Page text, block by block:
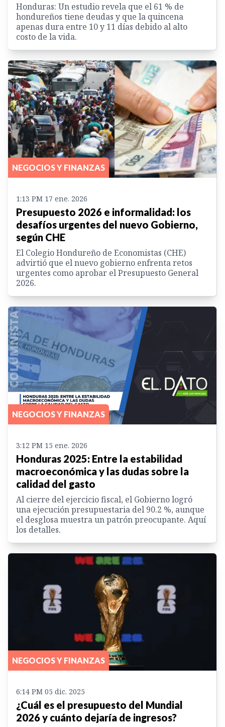
Honduras: Un estudio revela que el 61 % de
hondureños tiene deudas y que la quincena
apenas dura entre 10 y 11 días debido al alto
costo de la vida.
NEGOCIOS Y FINANZAS
1:13 PM 17 ene. 2026
Presupuesto 2026 e informalidad: los
desafíos urgentes del nuevo Gobierno,
según CHE
El Colegio Hondureño de Economistas (CHE)
advirtió que el nuevo gobierno enfrenta retos
urgentes como aprobar el Presupuesto General
2026.
NEGOCIOS Y FINANZAS
3:12 PM 15 ene. 2026
Honduras 2025: Entre la estabilidad
macroeconómica y las dudas sobre la
calidad del gasto
Al cierre del ejercicio fiscal, el Gobierno logró
una ejecución presupuestaria del 90.2 %, aunque
el desglosa muestra un patrón preocupante. Aquí
los detalles.
NEGOCIOS Y FINANZAS
6:14 PM 05 dic. 2025
¿Cuál es el presupuesto del Mundial
2026 y cuánto dejaría de ingresos?